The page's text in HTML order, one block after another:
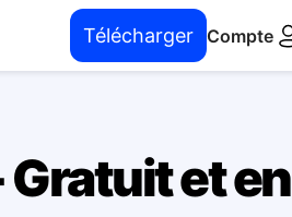
Télécharger Compte
et en